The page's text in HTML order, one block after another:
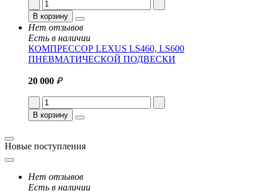
В корзину
Нет отзывов
Есть в наличии
КОМПРЕССОР LEXUS LS460, LS600
ПНЕВМАТИЧЕСКОЙ ПОДВЕСКИ
20 000 ₽
В корзину
Новые поступления
Нет отзывов
Есть в наличии